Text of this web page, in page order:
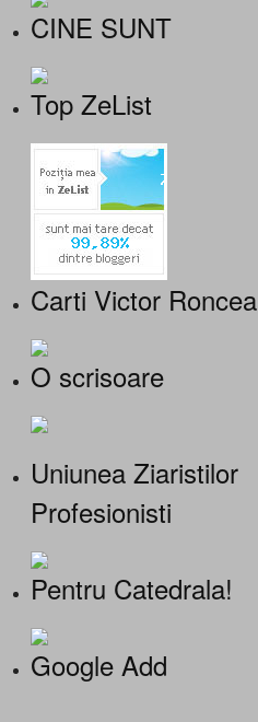
CINE SUNT
Top ZeList
Carti Victor Roncea
O scrisoare
Uniunea Ziaristilor
Profesionisti
Pentru Catedrala!
Google Add